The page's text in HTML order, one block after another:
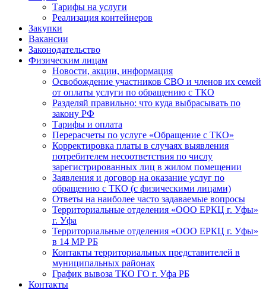
Тарифы на услуги
Реализация контейнеров
Закупки
Вакансии
Законодательство
Физическим лицам
Новости, акции, информация
Освобождение участников СВО и членов их семей
от оплаты услуги по обращению с ТКО
Разделяй правильно: что куда выбрасывать по
закону РФ
Тарифы и оплата
Перерасчеты по услуге «Обращение с ТКО»
Корректировка платы в случаях выявления
потребителем несоответствия по числу
зарегистрированных лиц в жилом помещении
Заявления и договор на оказание услуг по
обращению с ТКО (с физическими лицами)
Ответы на наиболее часто задаваемые вопросы
Территориальные отделения «ООО ЕРКЦ г. Уфы»
г. Уфа
Территориальные отделения «ООО ЕРКЦ г. Уфы»
в 14 МР РБ
Контакты территориальных представителей в
муниципальных районах
График вывоза ТКО ГО г. Уфа РБ
Контакты